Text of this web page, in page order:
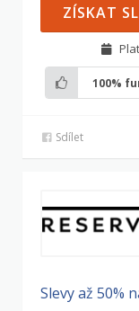
ZÍSKAT
100%
Sdílet
Slevy až 50%